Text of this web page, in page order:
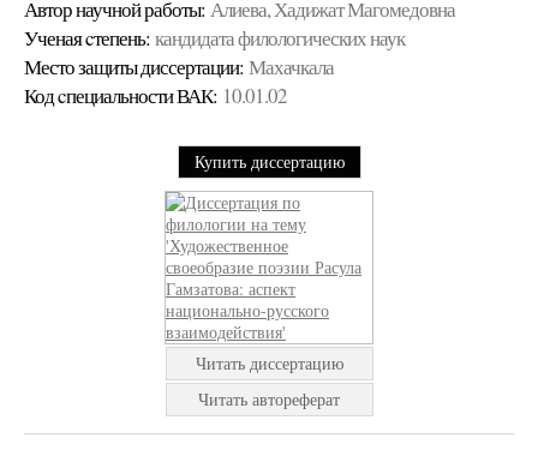
Автор научной работы: Алиева, Хадижат Магомедовна
Ученая cтепень: кандидата филологических наук
Место защиты диссертации: Махачкала
Код cпециальности ВАК: 10.01.02
Купить диссертацию
Читать диссертацию
Читать автореферат